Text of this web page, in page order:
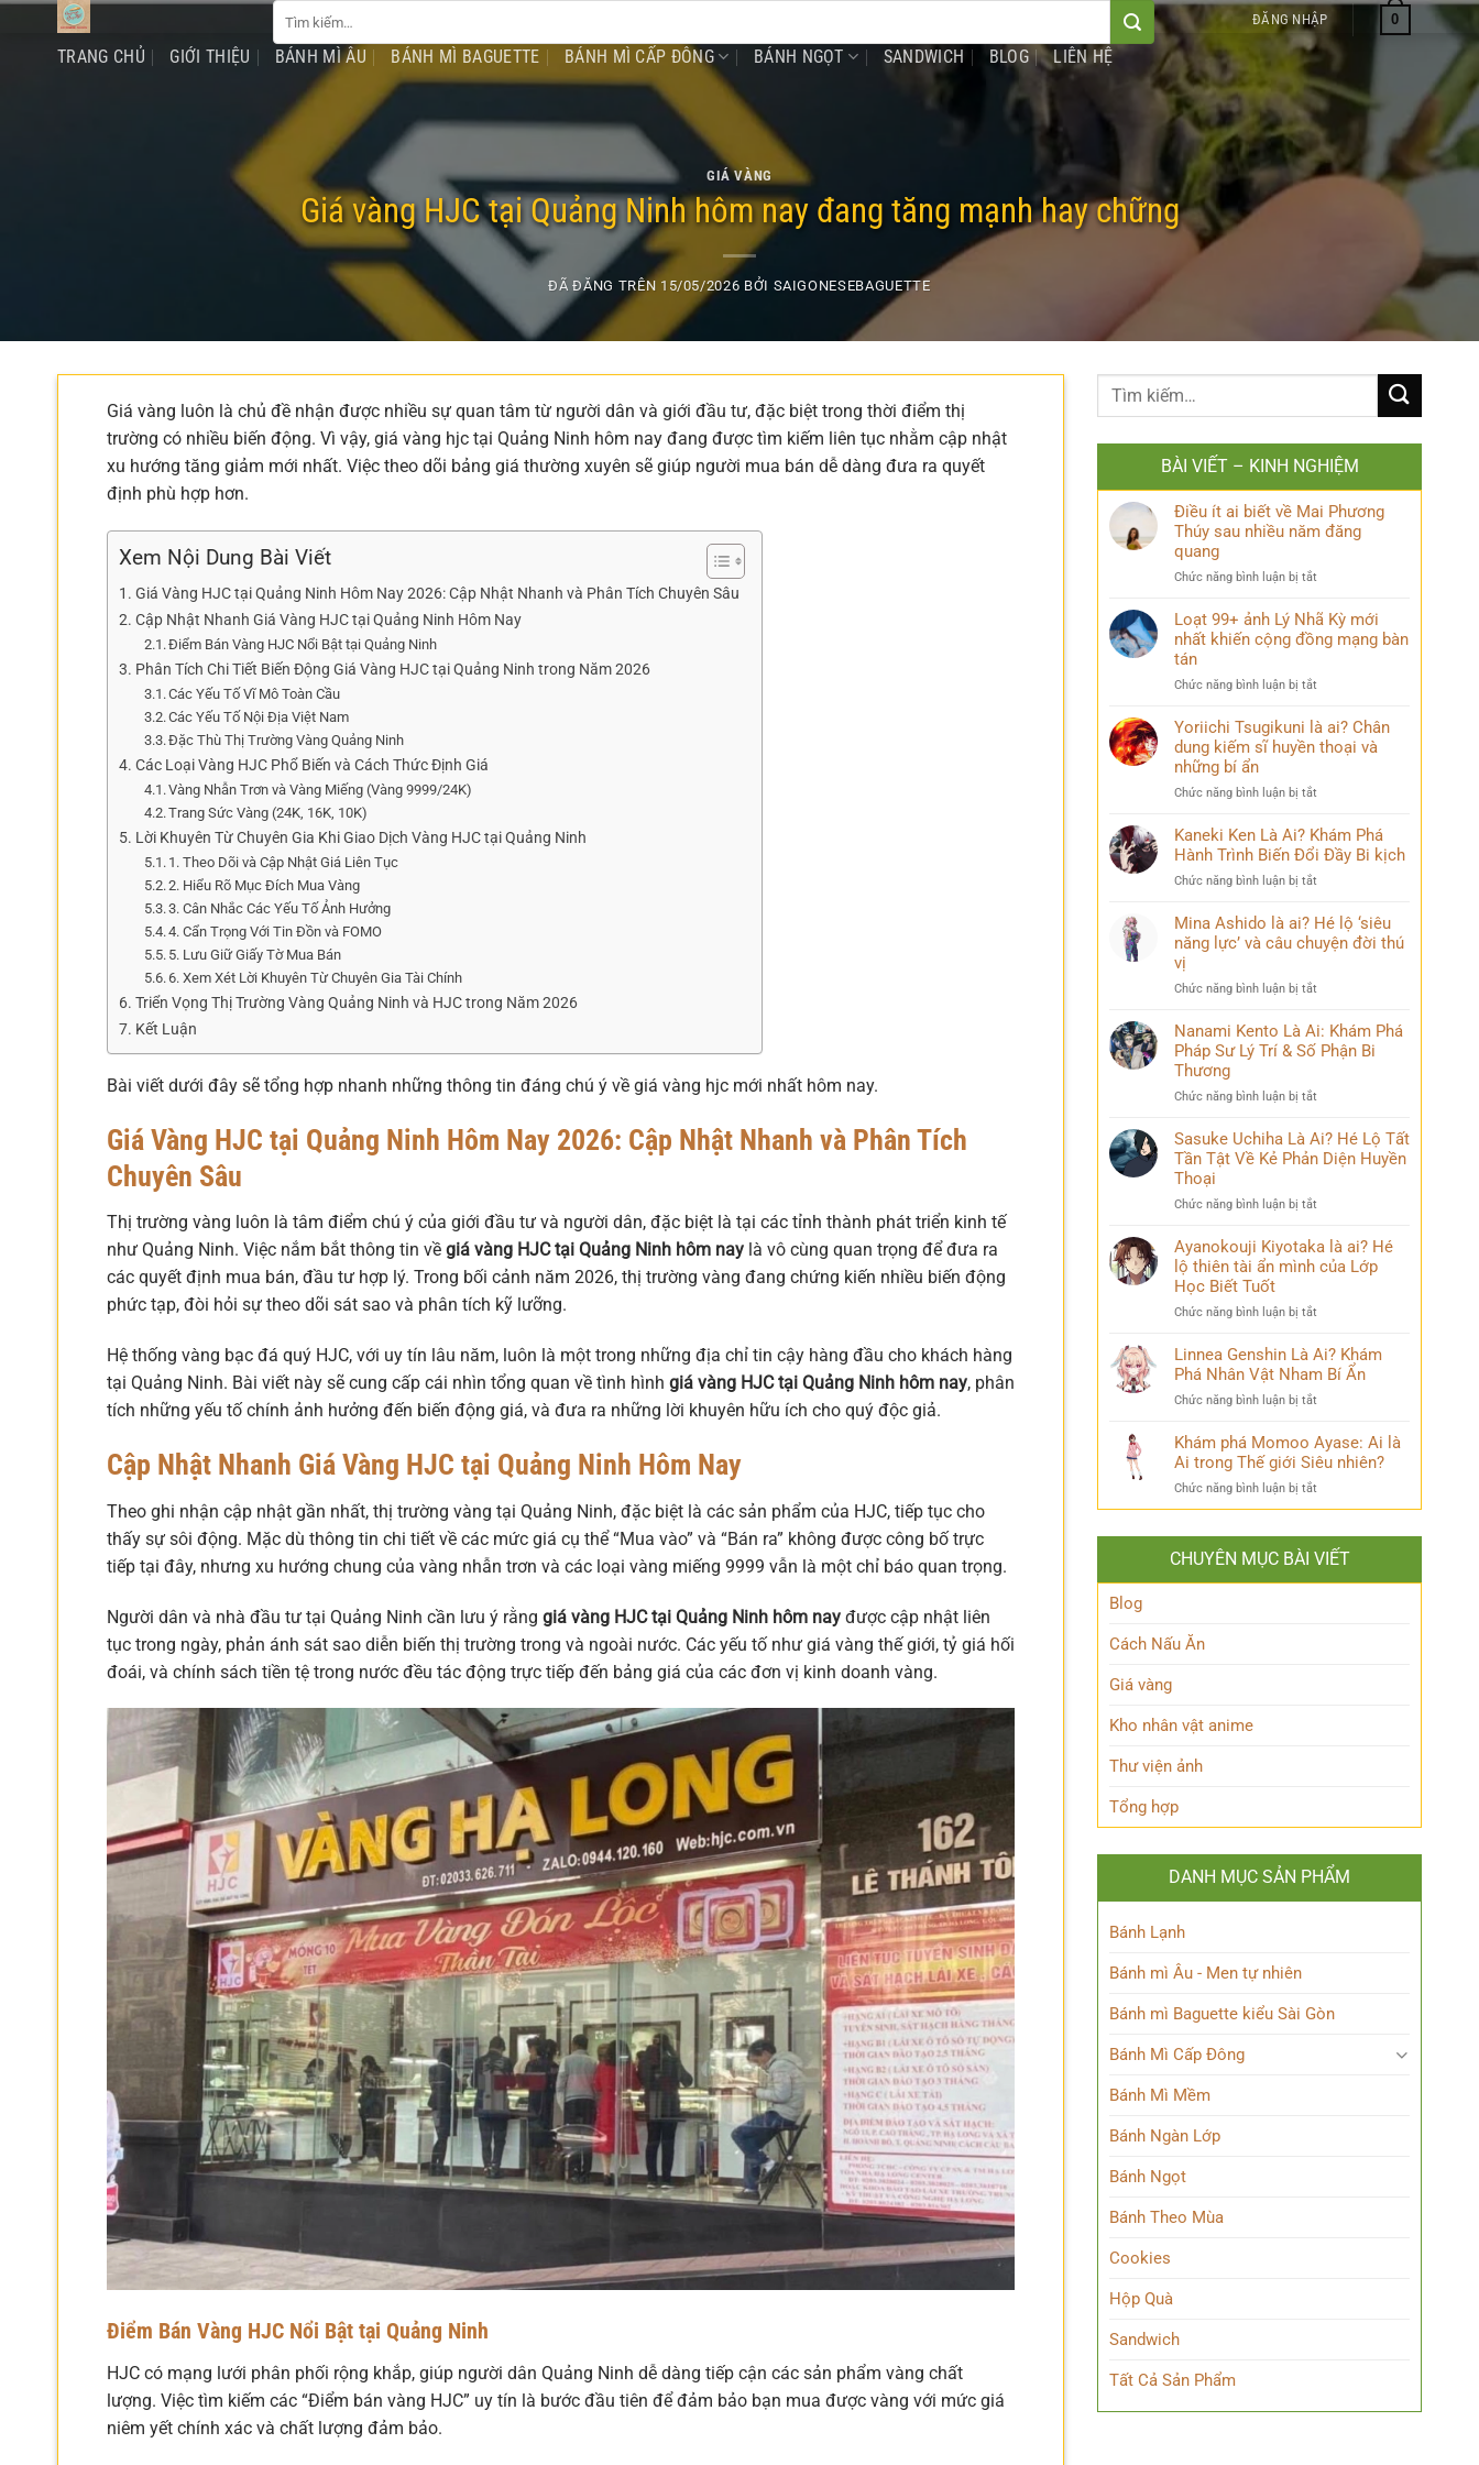
Tìm
kiếm:
ĐĂNG NHẬP 0
TRANG CHỦ GIỚI THIỆU BÁNH MÌ ÂU BÁNH MÌ BAGUETTE BÁNH MÌ CẤP ĐÔNG BÁNH NGỌT SANDWICH BLOG LIÊN HỆ
GIÁ VÀNG
Giá vàng HJC tại Quảng Ninh hôm nay đang tăng mạnh hay chững
ĐÃ ĐĂNG TRÊN 15/05/2026 BỞI SAIGONESEBAGUETTE
Giá vàng luôn là chủ đề nhận được nhiều sự quan tâm từ người dân và giới đầu tư, đặc biệt trong thời điểm thị
trường có nhiều biến động. Vì vậy, giá vàng hjc tại Quảng Ninh hôm nay đang được tìm kiếm liên tục nhằm cập nhật
xu hướng tăng giảm mới nhất. Việc theo dõi bảng giá thường xuyên sẽ giúp người mua bán dễ dàng đưa ra quyết
định phù hợp hơn.
Xem Nội Dung Bài Viết
Giá Vàng HJC tại Quảng Ninh Hôm Nay 2026: Cập Nhật Nhanh và Phân Tích Chuyên Sâu
Cập Nhật Nhanh Giá Vàng HJC tại Quảng Ninh Hôm Nay
Điểm Bán Vàng HJC Nổi Bật tại Quảng Ninh
Phân Tích Chi Tiết Biến Động Giá Vàng HJC tại Quảng Ninh trong Năm 2026
Các Yếu Tố Vĩ Mô Toàn Cầu
Các Yếu Tố Nội Địa Việt Nam
Đặc Thù Thị Trường Vàng Quảng Ninh
Các Loại Vàng HJC Phổ Biến và Cách Thức Định Giá
Vàng Nhẫn Trơn và Vàng Miếng (Vàng 9999/24K)
Trang Sức Vàng (24K, 16K, 10K)
Lời Khuyên Từ Chuyên Gia Khi Giao Dịch Vàng HJC tại Quảng Ninh
1. Theo Dõi và Cập Nhật Giá Liên Tục
2. Hiểu Rõ Mục Đích Mua Vàng
3. Cân Nhắc Các Yếu Tố Ảnh Hưởng
4. Cẩn Trọng Với Tin Đồn và FOMO
5. Lưu Giữ Giấy Tờ Mua Bán
6. Xem Xét Lời Khuyên Từ Chuyên Gia Tài Chính
Triển Vọng Thị Trường Vàng Quảng Ninh và HJC trong Năm 2026
Kết Luận
Bài viết dưới đây sẽ tổng hợp nhanh những thông tin đáng chú ý về giá vàng hjc mới nhất hôm nay.
Giá Vàng HJC tại Quảng Ninh Hôm Nay 2026: Cập Nhật Nhanh và Phân Tích
Chuyên Sâu
Thị trường vàng luôn là tâm điểm chú ý của giới đầu tư và người dân, đặc biệt là tại các tỉnh thành phát triển kinh tế
như Quảng Ninh. Việc nắm bắt thông tin về giá vàng HJC tại Quảng Ninh hôm nay là vô cùng quan trọng để đưa ra
các quyết định mua bán, đầu tư hợp lý. Trong bối cảnh năm 2026, thị trường vàng đang chứng kiến nhiều biến động
phức tạp, đòi hỏi sự theo dõi sát sao và phân tích kỹ lưỡng.
Hệ thống vàng bạc đá quý HJC, với uy tín lâu năm, luôn là một trong những địa chỉ tin cậy hàng đầu cho khách hàng
tại Quảng Ninh. Bài viết này sẽ cung cấp cái nhìn tổng quan về tình hình giá vàng HJC tại Quảng Ninh hôm nay, phân
tích những yếu tố chính ảnh hưởng đến biến động giá, và đưa ra những lời khuyên hữu ích cho quý độc giả.
Cập Nhật Nhanh Giá Vàng HJC tại Quảng Ninh Hôm Nay
Theo ghi nhận cập nhật gần nhất, thị trường vàng tại Quảng Ninh, đặc biệt là các sản phẩm của HJC, tiếp tục cho
thấy sự sôi động. Mặc dù thông tin chi tiết về các mức giá cụ thể “Mua vào” và “Bán ra” không được công bố trực
tiếp tại đây, nhưng xu hướng chung của vàng nhẫn trơn và các loại vàng miếng 9999 vẫn là một chỉ báo quan trọng.
Người dân và nhà đầu tư tại Quảng Ninh cần lưu ý rằng giá vàng HJC tại Quảng Ninh hôm nay được cập nhật liên
tục trong ngày, phản ánh sát sao diễn biến thị trường trong và ngoài nước. Các yếu tố như giá vàng thế giới, tỷ giá hối
đoái, và chính sách tiền tệ trong nước đều tác động trực tiếp đến bảng giá của các đơn vị kinh doanh vàng.
Điểm Bán Vàng HJC Nổi Bật tại Quảng Ninh
HJC có mạng lưới phân phối rộng khắp, giúp người dân Quảng Ninh dễ dàng tiếp cận các sản phẩm vàng chất
lượng. Việc tìm kiếm các “Điểm bán vàng HJC” uy tín là bước đầu tiên để đảm bảo bạn mua được vàng với mức giá
niêm yết chính xác và chất lượng đảm bảo.
BÀI VIẾT – KINH NGHIỆM
Điều ít ai biết về Mai Phương
Thúy sau nhiều năm đăng
quang
Chức năng bình luận bị tắt
ít
biết
Mai
Thúy
sau
đăng
Loạt 99+ ảnh Lý Nhã Kỳ mới
nhất khiến cộng đồng mạng bàn
tán
Chức năng bình luận bị tắt
99+
ảnh
Kỳ
nhất
khiến
đồng
bàn
tán
Yoriichi Tsugikuni là ai? Chân
dung kiếm sĩ huyền thoại và
những bí ẩn
Chức năng bình luận bị tắt
Tsugikuni
là
Chân
kiếm
sĩ
và
bí
ẩn
Kaneki Ken Là Ai? Khám Phá
Hành Trình Biến Đổi Đầy Bi kịch
Chức năng bình luận bị tắt
Ken
Ai?
Phá
Trình
Biến
Bi
Mina Ashido là ai? Hé lộ ‘siêu
năng lực’ và câu chuyện đời thú
vị
Chức năng bình luận bị tắt
Ashido
là
lộ
năng
lực’
chuyện
thú
vị
Nanami Kento Là Ai: Khám Phá
Pháp Sư Lý Trí & Số Phận Bi
Thương
Chức năng bình luận bị tắt
Kento
Là
Phá
Sư
Lý
Số
Bi
Thương
Sasuke Uchiha Là Ai? Hé Lộ Tất
Tần Tật Về Kẻ Phản Diện Huyền
Thoại
Chức năng bình luận bị tắt
Uchiha
Lộ
Tần
Tật
Kẻ
Diện
Huyền
Ayanokouji Kiyotaka là ai? Hé
lộ thiên tài ẩn mình của Lớp
Học Biết Tuốt
Chức năng bình luận bị tắt
Kiyotaka
Hé
thiên
tài
Lớp
Học
Linnea Genshin Là Ai? Khám
Phá Nhân Vật Nham Bí Ẩn
Chức năng bình luận bị tắt
Genshin
Là
Khám
Phá
Vật
Nham
Bí
Khám phá Momoo Ayase: Ai là
Ai trong Thế giới Siêu nhiên?
Chức năng bình luận bị tắt
Khám
Ayase:
Ai
CHUYÊN MỤC BÀI VIẾT
Blog
Cách Nấu Ăn
Giá vàng
Kho nhân vật anime
Thư viện ảnh
Tổng hợp
DANH MỤC SẢN PHẨM
Bánh Lạnh
Bánh mì Âu - Men tự nhiên
Bánh mì Baguette kiểu Sài Gòn
Bánh Mì Cấp Đông
Bánh Mì Mềm
Bánh Ngàn Lớp
Bánh Ngọt
Bánh Theo Mùa
Cookies
Hộp Quà
Sandwich
Tất Cả Sản Phẩm